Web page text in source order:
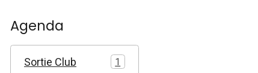
Agenda
Sortie Club 1